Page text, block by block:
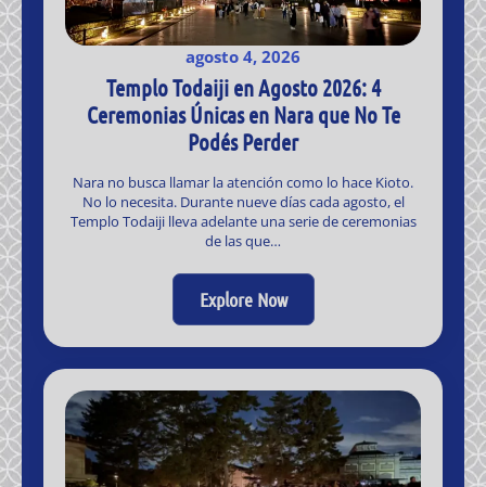
Templo Todaiji en Agosto 2026: 4
Ceremonias Únicas en Nara que No Te
Podés Perder
agosto 4, 2026
Nara no busca llamar la atención como lo hace Kioto.
No lo necesita. Durante nueve días cada agosto, el
Templo Todaiji lleva adelante una serie de ceremonias
de las que…
Explore Now